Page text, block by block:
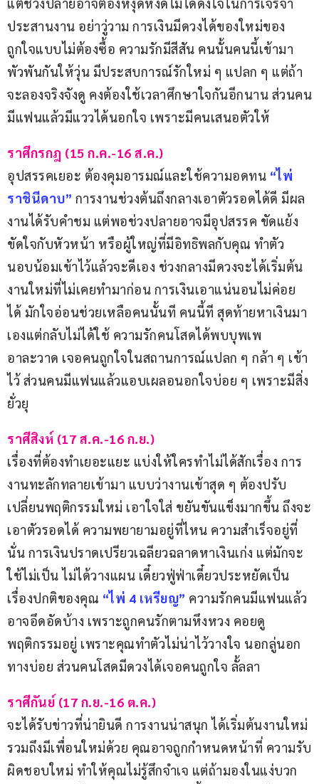
แต่ช่วงปลายอาจต้องหงุดหงิดไม่ได้ดังใจในการเจรจา
ประสานงาน อย่าวู่วาม การเงินมีดวงได้ของใหม่ของ
ถูกใจแบบไม่ต้องซื้อ ความรักมีสีสัน คนนั้นคนนี้เข้ามา
พัวพันกันให้วุ่น มีประสบการณ์รักใหม่ ๆ แปลก ๆ แต่ถ้า
จะลองจริงจังดู คงต้องใช้เวลาศึกษาใจกันอีกนาน ส่วนคน
มีแฟนแล้วมีแววได้นอกใจ เพราะมีคนเสนอตัวให้
ราศีกรกฎ (15 ก.ค.-16 ส.ค.)
อุปสรรคเยอะ ต้องคุมอารมณ์และใช้ความอดทน “ไพ่
ราชินีดาบ” การงานช่วงต้นถึงกลางเอาตัวรอดได้ดี มีผล
งานได้รับคำชม แต่พอช่วงปลายอาจมีอุปสรรค ขัดแย้ง
ขัดใจกับหัวหน้า หรือผู้ใหญ่ที่มีอิทธิพลกับคุณ ทำตัว
นอบน้อมเข้าไว้แล้วจะดีเอง ช่วงกลางมีดวงจะได้เริ่มต้น
งานใหม่ที่ไม่เคยทำมาก่อน การเงินเอาแน่นอนไม่ค่อย
ได้ มักใจอ่อนช่วยเหลือคนนั้นที คนนี้ที สุดท้ายหาเงินมา
เองแต่กลับไม่ได้ใช้ ความรักคนโสดได้พบบุพเพ
อาละวาด เจอคนถูกใจในสถานการณ์แปลก ๆ กล้า ๆ เข้า
ไว้ ส่วนคนมีแฟนแล้วแอบเผลอนอกใจบ่อย ๆ เพราะมีสิ่ง
ยั่วยุ
ราศีสิงห์ (17 ส.ค.-16 ก.ย.)
เรื่องที่ต้องทำเยอะแยะ แบ่งให้ใครทำไม่ได้สักเรื่อง การ
งานทะลักทลายเข้ามา แบบว่างานเข้าสุด ๆ ต้องปรับ
เปลี่ยนพฤติกรรมใหม่ เอาใจใส่ ขยันขันแข็งมากขึ้น ถึงจะ
เอาตัวรอดได้ ความพยายามอยู่ที่ไหน ความสำเร็จอยู่ที่
นั่น การเงินปราดเปรียวเฉลียวฉลาดหาเงินเก่ง แต่มักจะ
ใช้ไม่เป็น ไม่ได้วางแผน เดี๋ยวฟู่ฟ่าเดี๋ยวประหยัดเป็น
เรื่องปกติของคุณ “ไพ่ 4 เหรียญ” ความรักคนมีแฟนแล้ว
อาจอึดอัดบ้าง เพราะถูกคนรักตามหึงหวง คอยดู
พฤติกรรมอยู่ เพราะคุณทำตัวไม่น่าไว้วางใจ นอกลู่นอก
ทางบ่อย ส่วนคนโสดมีดวงได้เจอคนถูกใจ ลั้ลลา
ราศีกันย์ (17 ก.ย.-16 ต.ค.)
จะได้รับข่าวที่น่ายินดี การงานน่าสนุก ได้เริ่มต้นงานใหม่
รวมถึงมีเพื่อนใหม่ด้วย คุณอาจถูกกำหนดหน้าที่ ความรับ
ผิดชอบใหม่ ทำให้คุณไม่รู้สึกจำเจ แต่ถ้ามองในแง่บวก